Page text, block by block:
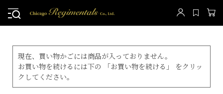
現在、買い物かごには商品が入っておりません。
お買い物を続けるには下の 「お買い物を続ける」 をクリッ
クしてください。